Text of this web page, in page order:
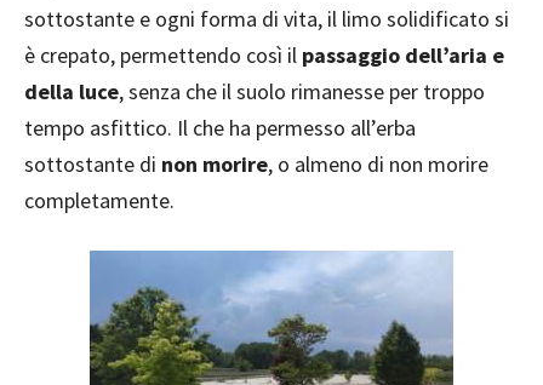
sottostante e ogni forma di vita, il limo solidificato si
è crepato, permettendo così il passaggio dell’aria e
della luce, senza che il suolo rimanesse per troppo
tempo asfittico. Il che ha permesso all’erba
sottostante di non morire, o almeno di non morire
completamente.